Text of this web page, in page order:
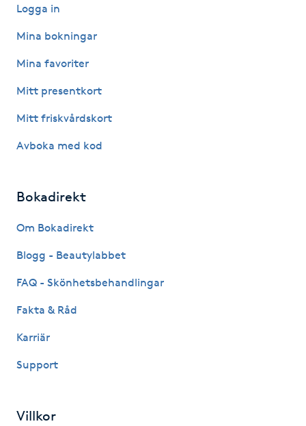
Fransförlängning
Fransförlängning Volym
Friskvårdsmassage
Funktionsanalys
Logga in
Mina bokningar
Mina favoriter
Mitt presentkort
Mitt friskvårdskort
Avboka med kod
Bokadirekt
Om Bokadirekt
Blogg - Beautylabbet
FAQ - Skönhetsbehandlingar
Fakta & Råd
Karriär
Support
Villkor